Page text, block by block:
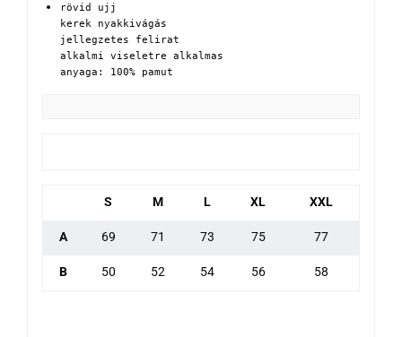
rövid ujj
kerek nyakkivágás
jellegzetes felirat
alkalmi viseletre alkalmas
anyaga: 100% pamut
S M L XL XXL
A 69 71 73 75 77
B 50 52 54 56 58